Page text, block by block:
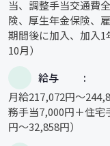
当、調整手当交通費
険、厚生年金保険、
期間後に加入、加入1
10月）
給与
月給217,072円～
務手当7,000円＋住宅
円～32,858円）